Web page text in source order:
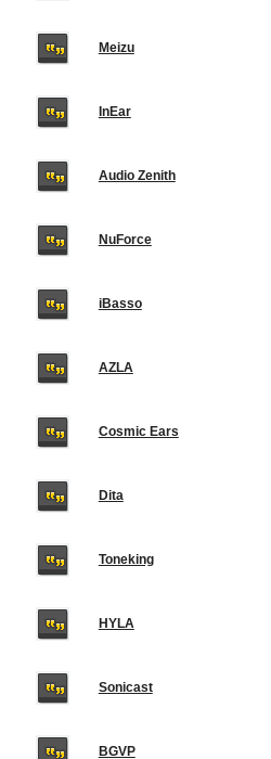
Meizu
InEar
Audio Zenith
NuForce
iBasso
AZLA
Cosmic Ears
Dita
Toneking
HYLA
Sonicast
BGVP